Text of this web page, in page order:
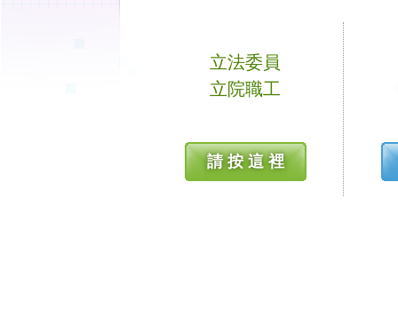
立法委員
立院職工
請 按 這 裡